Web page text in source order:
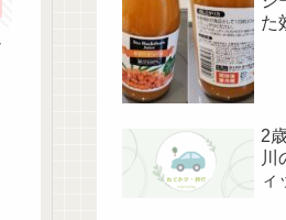
た
2
川
ィ